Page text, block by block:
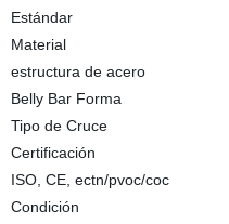
Estándar
Material
estructura de acero
Belly Bar Forma
Tipo de Cruce
Certificación
ISO, CE, ectn/pvoc/coc
Condición